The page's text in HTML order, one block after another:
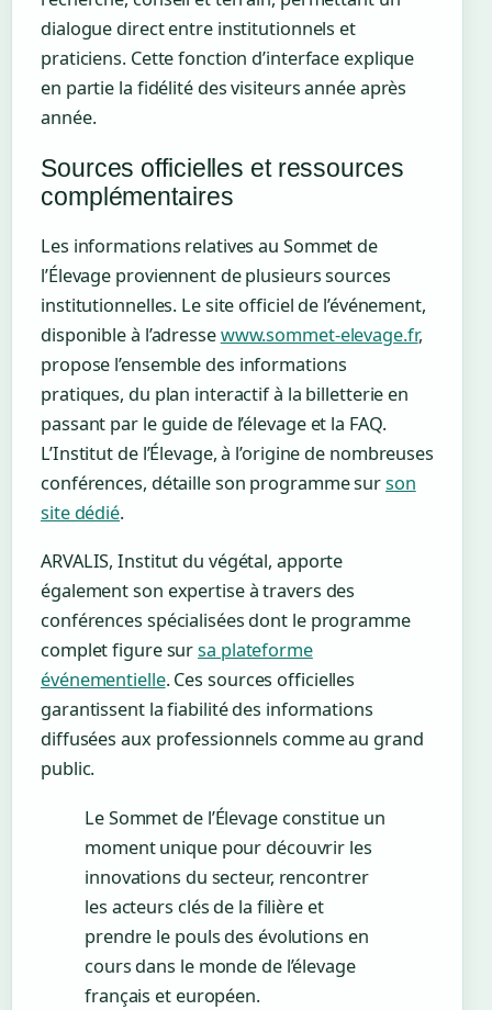
dialogue direct entre institutionnels et
praticiens. Cette fonction d’interface explique
en partie la fidélité des visiteurs année après
année.
Sources officielles et ressources
complémentaires
Les informations relatives au Sommet de
l’Élevage proviennent de plusieurs sources
institutionnelles. Le site officiel de l’événement,
disponible à l’adressewww.sommet-elevage.fr,
propose l’ensemble des informations
pratiques, du plan interactif à la billetterie en
passant par le guide de l’élevage et la FAQ.
L’Institut de l’Élevage, à l’origine de nombreuses
conférences, détaille son programme surson
site dédié.
ARVALIS, Institut du végétal, apporte
également son expertise à travers des
conférences spécialisées dont le programme
complet figure sursa plateforme
événementielle. Ces sources officielles
garantissent la fiabilité des informations
diffusées aux professionnels comme au grand
public.
Le Sommet de l’Élevage constitue un
moment unique pour découvrir les
innovations du secteur, rencontrer
les acteurs clés de la filière et
prendre le pouls des évolutions en
cours dans le monde de l’élevage
français et européen.